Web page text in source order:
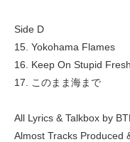
Side D
15. Yokohama Flames
16. Keep On Stupid
17. このまま海まで
All Lyrics & Talkbox by
Almost Tracks Produced